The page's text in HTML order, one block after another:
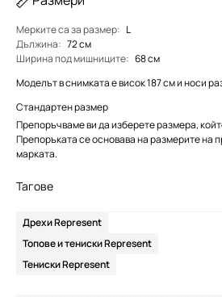
Мерките са за размер: L
Дължина: 72 см
Ширина под мишниците: 68 см
Моделът в снимката е висок 187 см и носи
Стандартен размер
Препоръчваме ви да изберете размера,
Препоръката се основава на размерите на
марката.
Тагове
Дрехи Represent
Топове и тениски Represent
Тениски Represent